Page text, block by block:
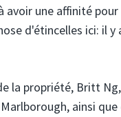
une affinité
d'étincelles ici: il y
la propriété, Britt
ainsi